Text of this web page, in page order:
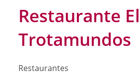
Restaurante El
Trotamundos
Restaurantes